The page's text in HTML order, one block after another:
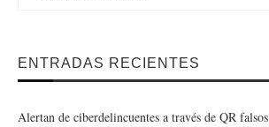
ENTRADAS RECIENTES
Alertan de ciberdelincuentes a través de QR falsos